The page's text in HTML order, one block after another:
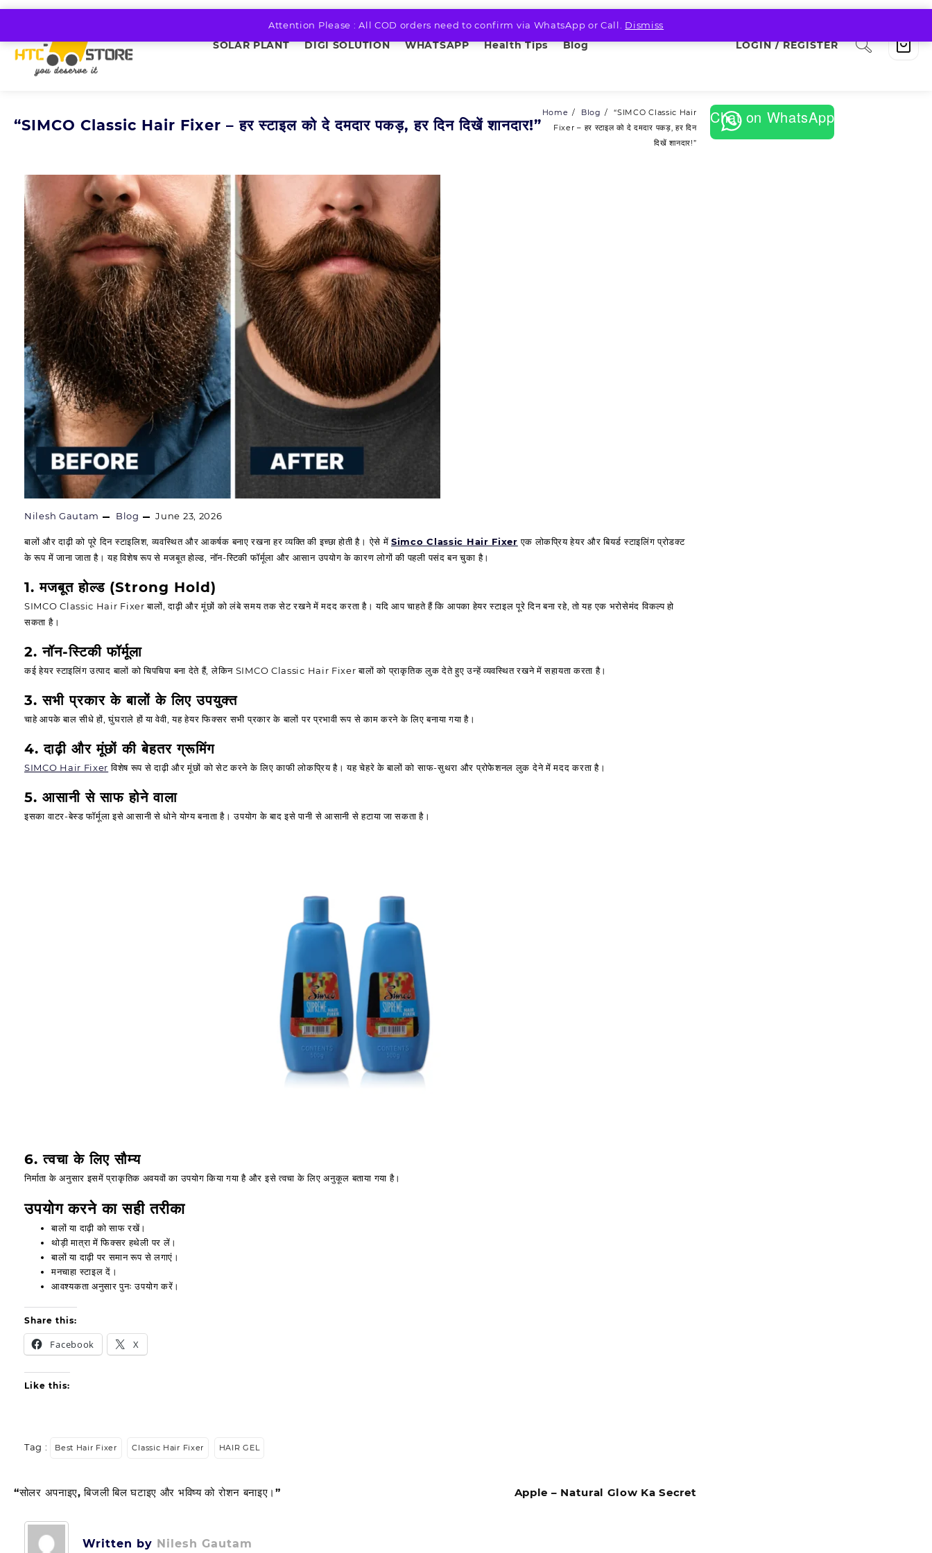
Attention Please : All COD orders need to confirm via WhatsApp or Call. Dismiss
SOLAR PLANT DIGI SOLUTION WHATSAPP Health Tips Blog LOGIN / REGISTER
“SIMCO Classic Hair Fixer – हर स्टाइल को दे दमदार पकड़, हर दिन दिखें शानदार!”
Home Blog
“SIMCO Classic Hair
Fixer – हर स्टाइल को दे दमदार पकड़, हर दिन
दिखें शानदार!”
Nilesh Gautam Blog June 23, 2026
बालों और दाढ़ी को पूरे दिन स्टाइलिश, व्यवस्थित और आकर्षक बनाए रखना हर व्यक्ति की इच्छा होती है। ऐसे मेंSimco Classic Hair Fixer एक लोकप्रिय हेयर और बियर्ड स्टाइलिंग प्रोडक्ट
के रूप में जाना जाता है। यह विशेष रूप से मजबूत होल्ड, नॉन-स्टिकी फॉर्मूला और आसान उपयोग के कारण लोगों की पहली पसंद बन चुका है।
1. मजबूत होल्ड (Strong Hold)
SIMCO Classic Hair Fixer बालों, दाढ़ी और मूंछों को लंबे समय तक सेट रखने में मदद करता है। यदि आप चाहते हैं कि आपका हेयर स्टाइल पूरे दिन बना रहे, तो यह एक भरोसेमंद विकल्प हो
सकता है।
2. नॉन-स्टिकी फॉर्मूला
कई हेयर स्टाइलिंग उत्पाद बालों को चिपचिपा बना देते हैं, लेकिन SIMCO Classic Hair Fixer बालों को प्राकृतिक लुक देते हुए उन्हें व्यवस्थित रखने में सहायता करता है।
3. सभी प्रकार के बालों के लिए उपयुक्त
चाहे आपके बाल सीधे हों, घुंघराले हों या वेवी, यह हेयर फिक्सर सभी प्रकार के बालों पर प्रभावी रूप से काम करने के लिए बनाया गया है।
4. दाढ़ी और मूंछों की बेहतर ग्रूमिंग
SIMCO Hair Fixer विशेष रूप से दाढ़ी और मूंछों को सेट करने के लिए काफी लोकप्रिय है। यह चेहरे के बालों को साफ-सुथरा और प्रोफेशनल लुक देने में मदद करता है।
5. आसानी से साफ होने वाला
इसका वाटर-बेस्ड फॉर्मूला इसे आसानी से धोने योग्य बनाता है। उपयोग के बाद इसे पानी से आसानी से हटाया जा सकता है।
6. त्वचा के लिए सौम्य
निर्माता के अनुसार इसमें प्राकृतिक अवयवों का उपयोग किया गया है और इसे त्वचा के लिए अनुकूल बताया गया है।
उपयोग करने का सही तरीका
बालों या दाढ़ी को साफ रखें।
थोड़ी मात्रा में फिक्सर हथेली पर लें।
बालों या दाढ़ी पर समान रूप से लगाएं।
मनचाहा स्टाइल दें।
आवश्यकता अनुसार पुनः उपयोग करें।
Share this:
Facebook X
Like this:
Tag : Best Hair Fixer Classic Hair Fixer HAIR GEL
Post
navigation
“सोलर अपनाइए, बिजली बिल घटाइए और भविष्य को रोशन बनाइए।” Apple – Natural Glow Ka Secret
Written by Nilesh Gautam
Chat on WhatsApp